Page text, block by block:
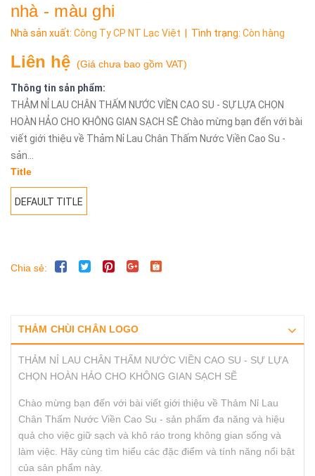
nhà - màu ghi
Nhà sản xuất: Công Ty CP NT Lạc Việt | Tình trạng: Còn hàng
Liên hệ (Giá chưa bao gồm VAT)
Thông tin sản phẩm:
THẢM NỈ LAU CHÂN THẤM NƯỚC VIỀN CAO SU - SỰ LỰA CHỌN
HOÀN HẢO CHO KHÔNG GIAN SẠCH SẼ Chào mừng bạn đến với bài
viết giới thiệu về Thảm Nỉ Lau Chân Thấm Nước Viền Cao Su -
sản...
Title
DEFAULT TITLE
Chia sẻ:
THẢM CHÙI CHÂN LOGO
THẢM NỈ LAU CHÂN THẤM NƯỚC VIỀN CAO SU - SỰ LỰA
CHỌN HOÀN HẢO CHO KHÔNG GIAN SẠCH SẼ
Chào mừng bạn đến với bài viết giới thiệu về Thảm Nỉ Lau
Chân Thấm Nước Viền Cao Su - sản phẩm đa năng và hiệu
quả cho việc giữ sạch và khô ráo trong không gian sống và
làm việc. Hãy cùng tìm hiểu các đặc điểm và tính năng nổi bật
của sản phẩm này.